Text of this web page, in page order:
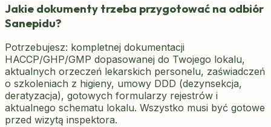
Jakie dokumenty trzeba przygotować na odbiór
Sanepidu?
Potrzebujesz: kompletnej dokumentacji
HACCP/GHP/GMP dopasowanej do Twojego lokalu,
aktualnych orzeczeń lekarskich personelu, zaświadczeń
o szkoleniach z higieny, umowy DDD (dezynsekcja,
deratyzacja), gotowych formularzy rejestrów i
aktualnego schematu lokalu. Wszystko musi być gotowe
przed wizytą inspektora.